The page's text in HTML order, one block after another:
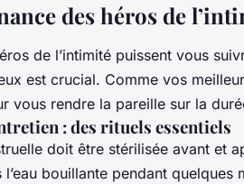
des héros de
de l’intimité puissent vous
est crucial. Comme vos
vous rendre la pareille sur la
: des rituels essentiels
doit être stérilisée avant et
bouillante pendant quelques